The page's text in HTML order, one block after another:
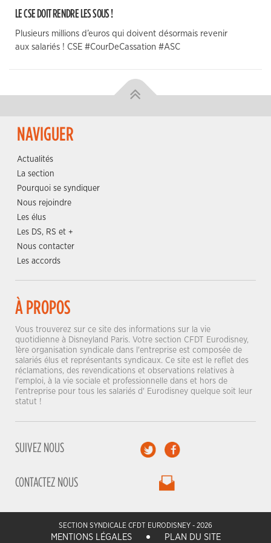
LE CSE DOIT RENDRE LES SOUS !
Plusieurs millions d’euros qui doivent désormais revenir
aux salariés ! CSE #CourDeCassation #ASC
NAVIGUER
Actualités
La section
Pourquoi se syndiquer
Nous rejoindre
Les élus
Les DS, RS et +
Nous contacter
Les accords
À PROPOS
Vous trouverez sur ce site des informations sur la vie
quotidienne à Disneyland Paris. Votre section CFDT Eurodisney,
1ère organisation syndicale dans l'entreprise est composée de
salariés élus et représentants syndicaux. Ce site est le reflet des
réclamations, des revendications et observations relatives à
l'emploi, à la vie sociale et professionnelle dans et hors de
l'entreprise pour tous les salariés d' Eurodisney quelque soit leur
statut !
SUIVEZ NOUS
CONTACTEZ NOUS
SECTION SYNDICALE CFDT EURODISNEY - 2026
MENTIONS LÉGALES PLAN DU SITE